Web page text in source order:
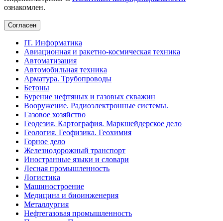
ознакомлен.
Согласен
IT. Информатика
Авиационная и ракетно-космическая техника
Автоматизация
Автомобильная техника
Арматура. Трубопроводы
Бетоны
Бурение нефтяных и газовых скважин
Вооружение. Радиоэлектронные системы.
Газовое хозяйство
Геодезия. Картография. Маркшейдерское дело
Геология. Геофизика. Геохимия
Горное дело
Железнодорожный транспорт
Иностранные языки и словари
Лесная промышленность
Логистика
Машиностроение
Медицина и биоинженерия
Металлургия
Нефтегазовая промышленность